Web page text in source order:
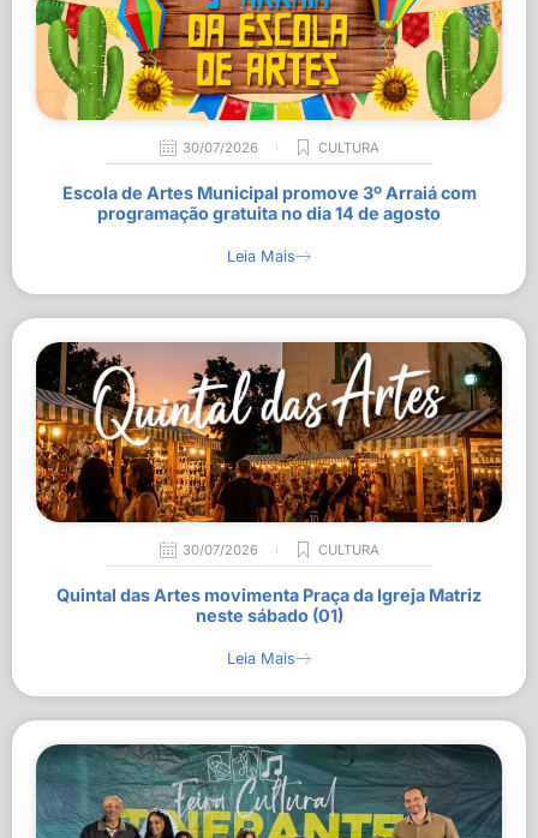
30/07/2026 CULTURA
Escola de Artes Municipal promove 3º Arraiá com
programação gratuita no dia 14 de agosto
Leia Mais
30/07/2026 CULTURA
Quintal das Artes movimenta Praça da Igreja Matriz
neste sábado (01)
Leia Mais